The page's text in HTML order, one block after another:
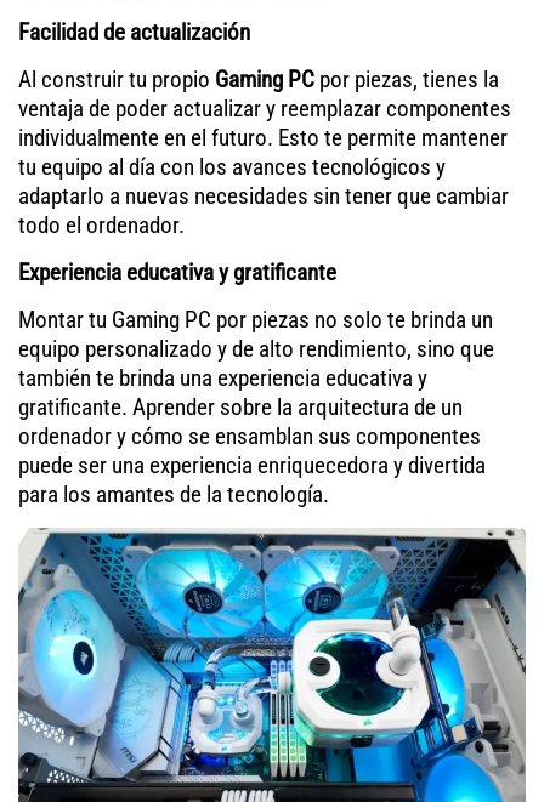
Facilidad de actualización
Al construir tu propio Gaming PC por piezas, tienes la
ventaja de poder actualizar y reemplazar componentes
individualmente en el futuro. Esto te permite mantener
tu equipo al día con los avances tecnológicos y
adaptarlo a nuevas necesidades sin tener que cambiar
todo el ordenador.
Experiencia educativa y gratificante
Montar tu Gaming PC por piezas no solo te brinda un
equipo personalizado y de alto rendimiento, sino que
también te brinda una experiencia educativa y
gratificante. Aprender sobre la arquitectura de un
ordenador y cómo se ensamblan sus componentes
puede ser una experiencia enriquecedora y divertida
para los amantes de la tecnología.